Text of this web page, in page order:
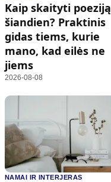
Kaip skaityti poeziją
šiandien? Praktinis
gidas tiems, kurie
mano, kad eilės ne
jiems
2026-08-08
NAMAI IR INTERJERAS